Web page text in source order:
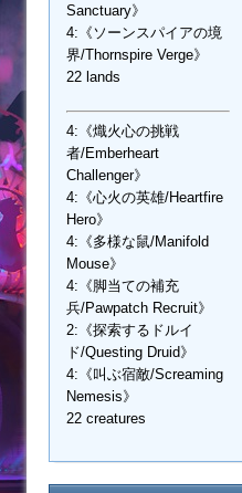
Sanctuary》
4:《ソーンスパイアの境
界/Thornspire Verge》
22 lands
4:《熾火心の挑戦
者/Emberheart
Challenger》
4:《心火の英雄/Heartfire
Hero》
4:《多様な鼠/Manifold
Mouse》
4:《脚当ての補充
兵/Pawpatch Recruit》
2:《探索するドルイ
ド/Questing Druid》
4:《叫ぶ宿敵/Screaming
Nemesis》
22 creatures